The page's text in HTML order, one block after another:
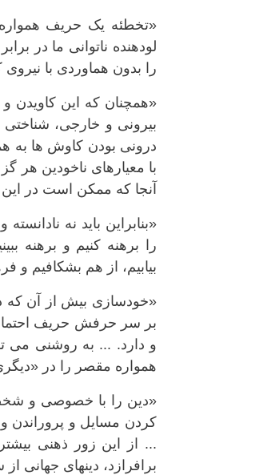
«تخطئه یک حریف همواره
لودهنده ناتوانی ما در
را بدون هماوردی با
«همچنان که این کاویدن
بیرونی و خارجی،
درونی بودن کاوش ها به
با معیارهای ناخودین هر
آنجا که ممکن است در این
«بنابراین باید نه
را برهنه کنیم و برهنه
بیابیم، از هم بشکافیم و
«خودسازی بیش از آن که
بر سر حرفش حریف
و دارد. ... به روشنی می
همواره مقصر را در
«دین را با خصوصی و
کردن مسايل و پروراندن
... از این زور ذهنی
برافرازد، دینهای جهانی